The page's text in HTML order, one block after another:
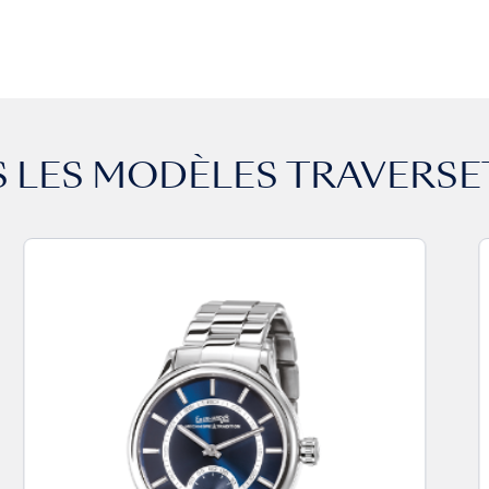
LES MODÈLES